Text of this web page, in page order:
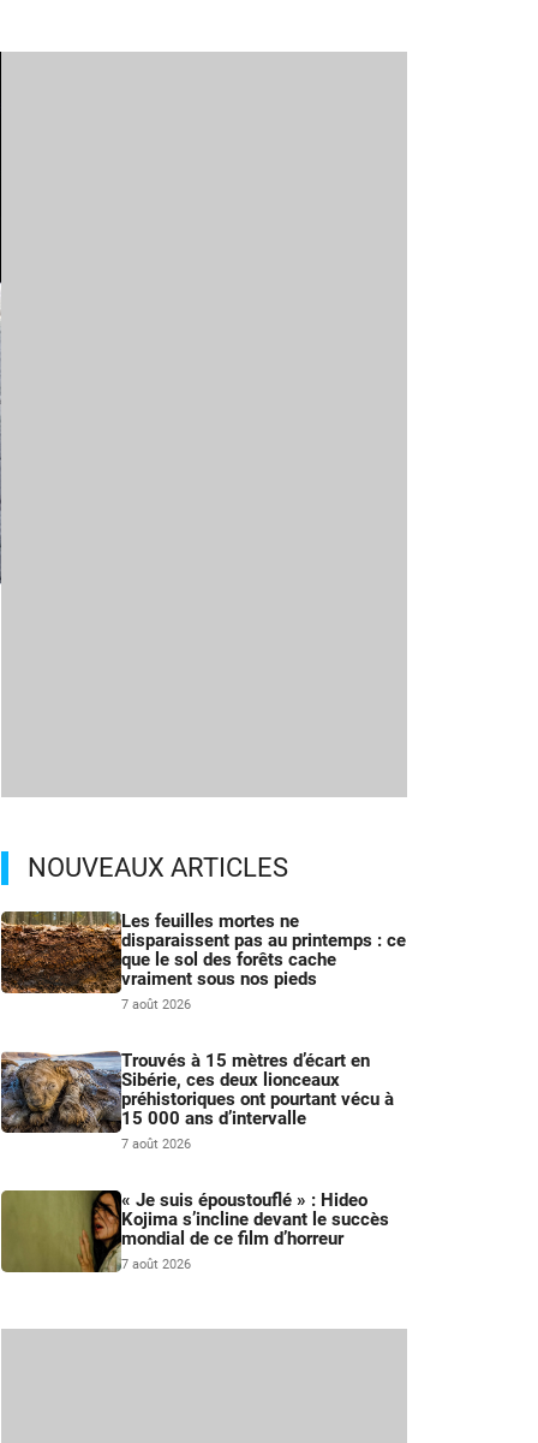
NOUVEAUX ARTICLES
Les feuilles mortes ne
disparaissent pas au printemps : ce
que le sol des forêts cache
vraiment sous nos pieds
7 août 2026
Trouvés à 15 mètres d’écart en
Sibérie, ces deux lionceaux
préhistoriques ont pourtant vécu à
15 000 ans d’intervalle
7 août 2026
« Je suis époustouflé » : Hideo
Kojima s’incline devant le succès
mondial de ce film d’horreur
7 août 2026